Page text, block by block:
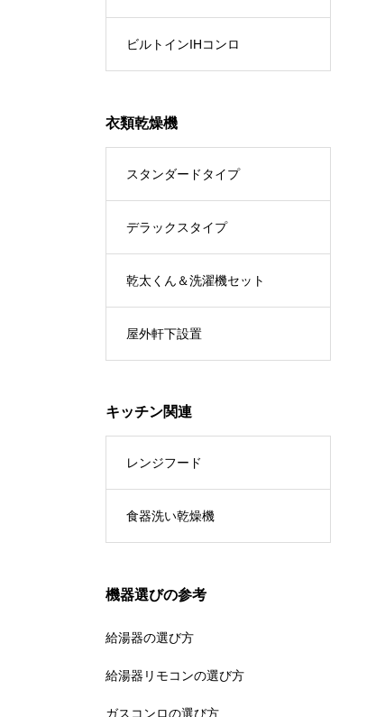
ビルトインIHコンロ
衣類乾燥機
スタンダードタイプ
デラックスタイプ
乾太くん＆洗濯機セット
屋外軒下設置
キッチン関連
レンジフード
食器洗い乾燥機
機器選びの参考
給湯器の選び方
給湯器リモコンの選び方
ガスコンロの選び方